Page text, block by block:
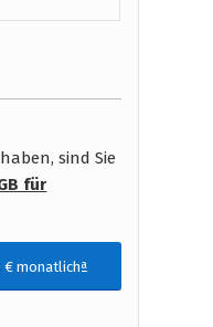
sind Sie
für
€ monatlichª